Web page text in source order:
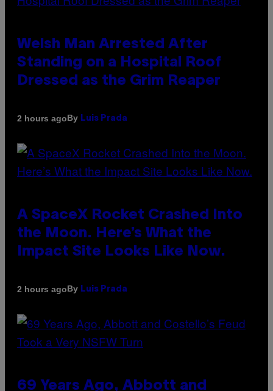
Welsh Man Arrested After
Standing on a Hospital Roof
Dressed as the Grim Reaper
2 hours agoBy Luis Prada
A SpaceX Rocket Crashed Into
the Moon. Here’s What the
Impact Site Looks Like Now.
2 hours agoBy Luis Prada
69 Years Ago, Abbott and